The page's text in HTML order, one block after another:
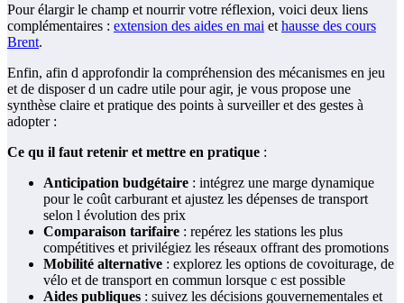
Pour élargir le champ et nourrir votre réflexion, voici deux liens
complémentaires : extension des aides en mai et hausse des cours
Brent.
Enfin, afin d approfondir la compréhension des mécanismes en jeu
et de disposer d un cadre utile pour agir, je vous propose une
synthèse claire et pratique des points à surveiller et des gestes à
adopter :
Ce qu il faut retenir et mettre en pratique :
Anticipation budgétaire : intégrez une marge dynamique
pour le coût carburant et ajustez les dépenses de transport
selon l évolution des prix
Comparaison tarifaire : repérez les stations les plus
compétitives et privilégiez les réseaux offrant des promotions
Mobilité alternative : explorez les options de covoiturage, de
vélo et de transport en commun lorsque c est possible
Aides publiques : suivez les décisions gouvernementales et